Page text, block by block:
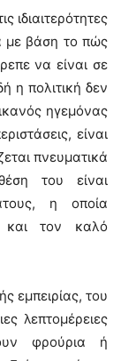
ιδιαιτερότητες
με βάση το πώς
να είναι σε
η πολιτική δεν
ηγεμόνας
είναι
πνευματικά
του είναι
η οποία
και τον καλό
εμπειρίας, του
λεπτομέρειες
φρούρια ή